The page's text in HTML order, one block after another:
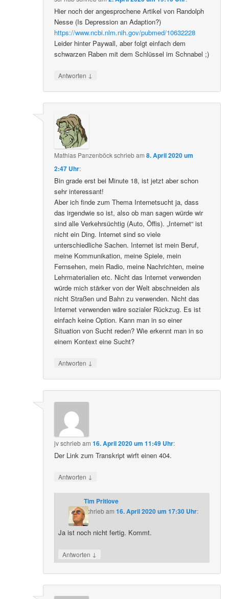
Hier noch der angesprochene Artikel von Randolph
Nesse (Is Depression an Adaption?)
https://www.ncbi.nlm.nih.gov/pubmed/10632228
Leider hinter Paywall, aber folgt einfach dem
schwarzen Raben mit dem Schlüssel im Schnabel ;)
Antworten ↓
Mathias Panzenböckschriebam8. April 2020 um
2:47 Uhr:
Bin grade erst bei Minute 18, ist jetzt aber schon
sehr interessant!
Aber ich finde zum Thema Internetsucht ja, dass
das irgendwie so ist, also ob man sagen würde wir
sind alle Verkehrsüchtig (Auto, Öffis). „Internet“ ist
nicht ein Ding. Internet sind so viele
unterschiedliche Sachen. Internet ist mein Beruf,
meine Kommunikation, meine Spiele, mein
Fernsehen, mein Radio, meine Nachrichten, meine
Lehrmaterialien etc. Nicht das Internet verwenden
würde mich stärker von der Welt abschneiden als
nicht Straßen und Bahn zu verwenden. Nicht das
Internet verwenden wäre sozialer Rückzug. Es ist
einfach keine Option. Kann man in so einer
Situation von Sucht reden? Wie erkennt man in so
einem Kontext eine Sucht?
Antworten ↓
jvschriebam16. April 2020 um 11:49 Uhr:
Der Link zum Transkript wirft einen 404.
Antworten ↓
Tim Pritlove
schriebam 16. April 2020 um 17:30 Uhr:
Ja ist noch nicht fertig. Kommt.
Antworten ↓